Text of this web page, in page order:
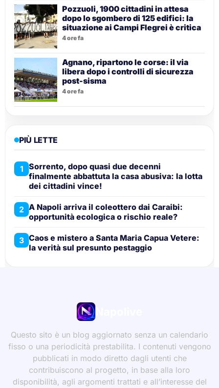
Pozzuoli, 1900 cittadini in attesa
dopo lo sgombero di 125 edifici: la
situazione ai Campi Flegrei è critica
4 ore fa
Agnano, ripartono le corse: il via
libera dopo i controlli di sicurezza
post-sisma
4 ore fa
PIÙ LETTE
1 Sorrento, dopo quasi due decenni
finalmente abbattuta la casa abusiva: la lotta
dei cittadini vince!
2 A Napoli arriva il coleottero dai Caraibi:
opportunità ecologica o rischio reale?
3 Caos e mistero a Santa Maria Capua Vetere:
la verità sul presunto pestaggio
Questo sito è un blog aggiornato senza un calendario
fisso o una periodicità prestabilita. I contenuti vengono
pubblicati in modo diretto dagli utenti che
contribuiscono al progetto, in base alla loro
disponibilità, agli argomenti trattati e all’interesse del